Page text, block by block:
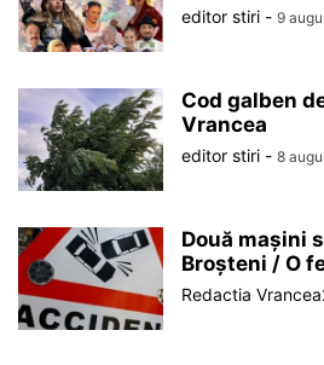
editor stiri - 9
Cod galben
Vrancea
editor stiri - 8
Două mașini
Broșteni / O
Redactia